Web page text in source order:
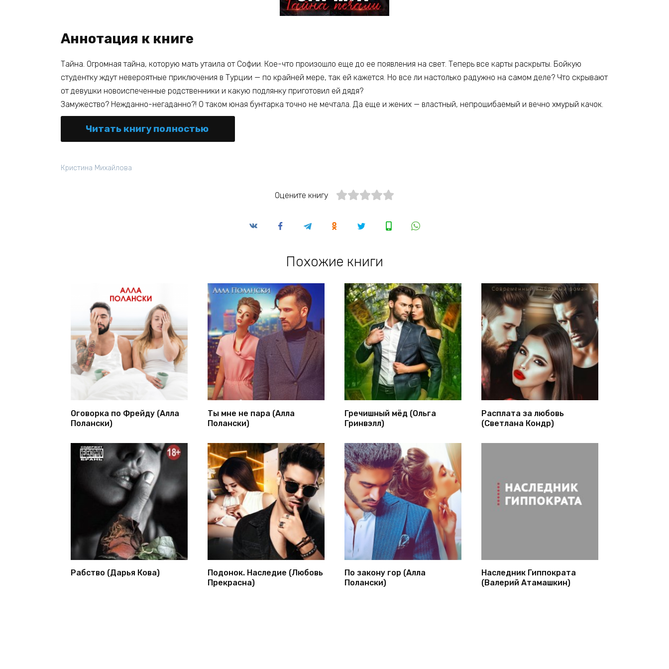
Аннотация к книге
Тайна. Огромная тайна, которую мать утаила от Софии. Кое-что произошло еще до ее появления на свет. Теперь все карты раскрыты. Бойкую
студентку ждут невероятные приключения в Турции — по крайней мере, так ей кажется. Но все ли настолько радужно на самом деле? Что скрывают
от девушки новоиспеченные родственники и какую подлянку приготовил ей дядя?
Замужество? Нежданно-негаданно?! О таком юная бунтарка точно не мечтала. Да еще и жених — властный, непрошибаемый и вечно хмурый качок.
Читать книгу полностью
Кристина Михайлова
Оцените книгу
Похожие книги
Оговорка по Фрейду (Алла
Полански)
Ты мне не пара (Алла
Полански)
Гречишный мёд (Ольга
Гринвэлл)
Расплата за любовь
(Светлана Кондр)
Рабство (Дарья Кова)
Подонок. Наследие (Любовь
Прекрасна)
По закону гор (Алла
Полански)
Наследник Гиппократа
(Валерий Атамашкин)